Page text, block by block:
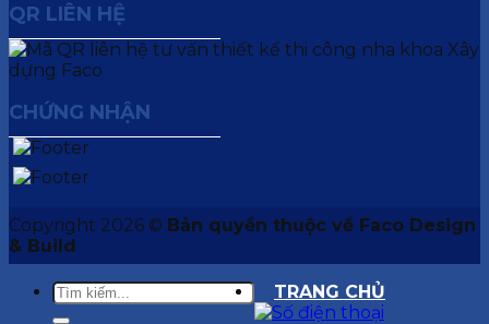
QR LIÊN HỆ
CHỨNG NHẬN
Copyright 2026 © Bản quyền thuộc về Faco Design
& Build
TRANG CHỦ